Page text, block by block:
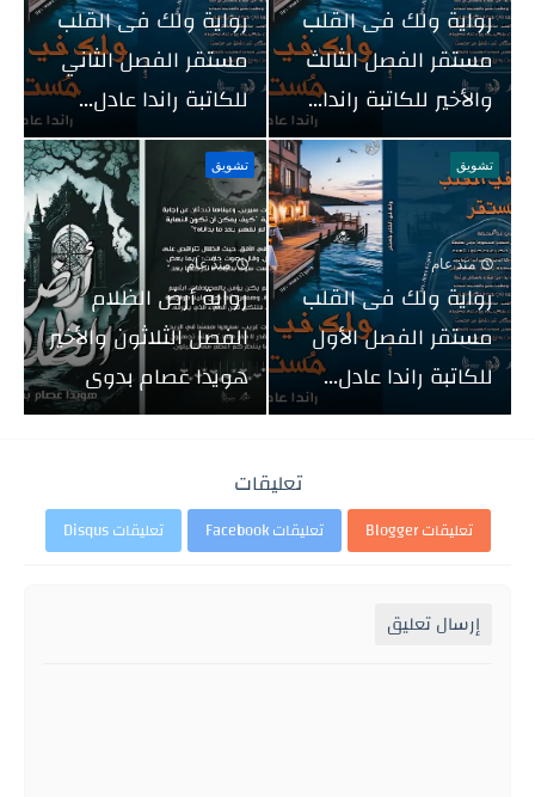
رواية ولك فى القلب
مستقر الفصل الثالث
والأخير للكاتبة راندا...
رواية ولك فى القلب
مستقر الفصل الثاني
للكاتبة راندا عادل...
تشويق
منذ عام
رواية ولك فى القلب
مستقر الفصل الأول
للكاتبة راندا عادل...
تشويق
منذ عام
رواية أرض الظلام
الفصل الثلاثون والأخير
هويدا عصام بدوى
تعليقات
تعليقات Blogger تعليقات Facebook تعليقات Disqus
إرسال تعليق